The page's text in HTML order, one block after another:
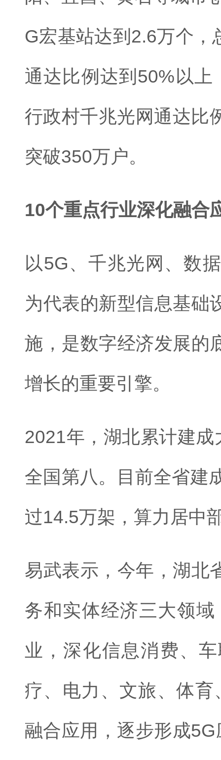
G宏基站达到2.6万个
通达比例达到50%以
行政村千兆光网通达比
突破350万户。
10个重点行业深化融合
以5G、千兆光网、数
为代表的新型信息基础
施，是数字经济发展的
增长的重要引擎。
2021年，湖北累计建
全国第八。目前全省建
过14.5万架，算力居中
易武表示，今年，湖北
务和实体经济三大领
业，深化信息消费、
疗、电力、文旅、体
融合应用，逐步形成5G